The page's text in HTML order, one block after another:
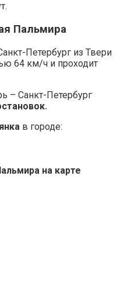
Пальмира
Петербург из Твери
64 км/ч и проходит
– Санкт-Петербург
в городе:
на карте